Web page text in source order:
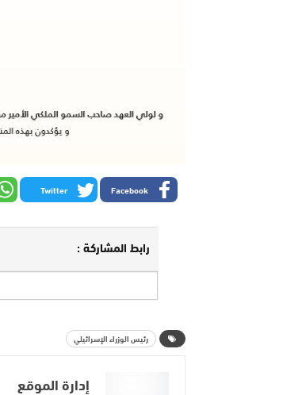
Facebook
Twitter
رابط المشاركة :
رئيس الوزراء الإسرائيلي
إدارة الموقع